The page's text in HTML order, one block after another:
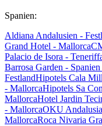
Spanien:
Aldiana Andalusien -
Grand Hotel - Mallorca
Palacio de Isora -
Barrosa Garden - Spanien
FestlandHipotels Cala
- MallorcaHipotels Sa
MallorcaHotel Jardin
- MallorcaOKU
MallorcaRoca Nivaria